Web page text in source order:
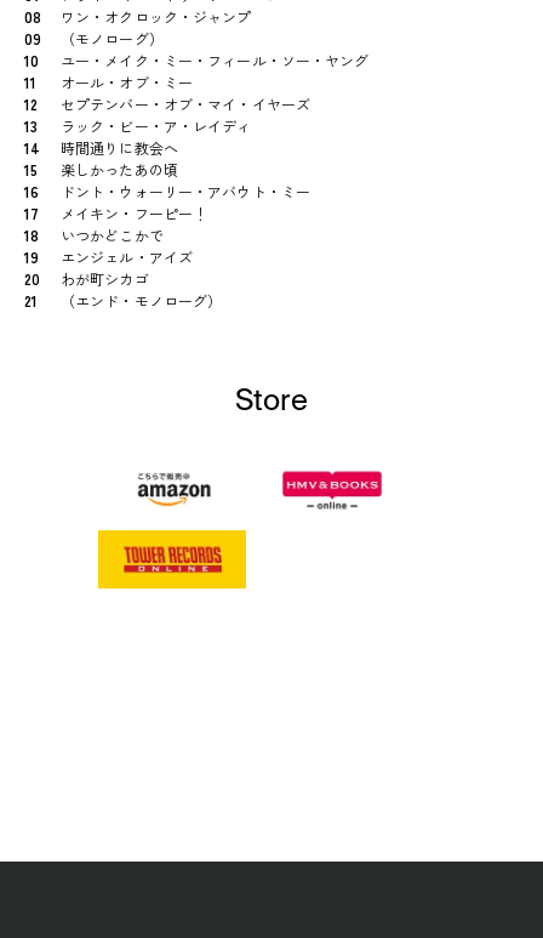
08
ワン・オクロック・ジャンプ
09
（モノローグ）
10
ユー・メイク・ミー・フィール・ソー・ヤング
11
オール・オブ・ミー
12
セプテンバー・オブ・マイ・イヤーズ
13
ラック・ビー・ア・レイディ
14
時間通りに教会へ
15
楽しかったあの頃
16
ドント・ウォーリー・アバウト・ミー
17
メイキン・フーピー！
18
いつかどこかで
19
エンジェル・アイズ
20
わが町シカゴ
21
（エンド・モノローグ）
Store